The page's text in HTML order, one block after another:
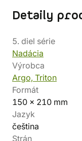
Detaily
5. diel série
Nadácia
Výrobca
Argo, Triton
Formát
150 x 210 mm
Jazyk
čeština
Strán